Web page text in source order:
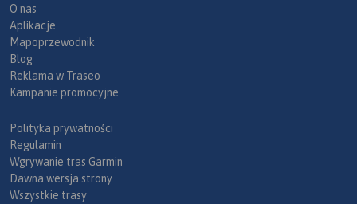
O nas
Aplikacje
Mapoprzewodnik
Blog
Reklama w Traseo
Kampanie promocyjne
Polityka prywatności
Regulamin
Wgrywanie tras Garmin
Dawna wersja strony
Wszystkie trasy